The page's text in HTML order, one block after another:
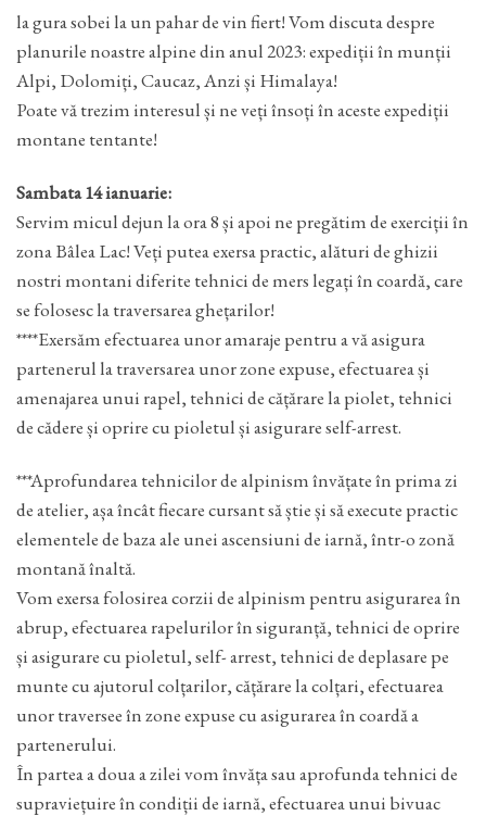
la gura sobei la un pahar de vin fiert! Vom discuta despre
planurile noastre alpine din anul 2023: expediții în munții
Alpi, Dolomiți, Caucaz, Anzi și Himalaya!
Poate vă trezim interesul și ne veți însoți în aceste expediții
montane tentante!
Sambata 14 ianuarie:
Servim micul dejun la ora 8 și apoi ne pregătim de exerciții în
zona Bâlea Lac! Veți putea exersa practic, alături de ghizii
nostri montani diferite tehnici de mers legați în coardă, care
se folosesc la traversarea ghețarilor!
****Exersăm efectuarea unor amaraje pentru a vă asigura
partenerul la traversarea unor zone expuse, efectuarea și
amenajarea unui rapel, tehnici de cățărare la piolet, tehnici
de cădere și oprire cu pioletul și asigurare self-arrest.
***Aprofundarea tehnicilor de alpinism învățate în prima zi
de atelier, așa încât fiecare cursant să știe și să execute practic
elementele de baza ale unei ascensiuni de iarnă, într-o zonă
montană înaltă.
Vom exersa folosirea corzii de alpinism pentru asigurarea în
abrup, efectuarea rapelurilor în siguranță, tehnici de oprire
și asigurare cu pioletul, self- arrest, tehnici de deplasare pe
munte cu ajutorul colțarilor, cățărare la colțari, efectuarea
unor traversee în zone expuse cu asigurarea în coardă a
partenerului.
În partea a doua a zilei vom învăța sau aprofunda tehnici de
supraviețuire în condiții de iarnă, efectuarea unui bivuac